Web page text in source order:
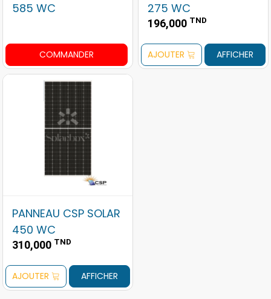
585 WC
COMMANDER
275 WC
196,000 TND
AJOUTER AFFICHER
PANNEAU CSP SOLAR
450 WC
310,000 TND
AJOUTER AFFICHER